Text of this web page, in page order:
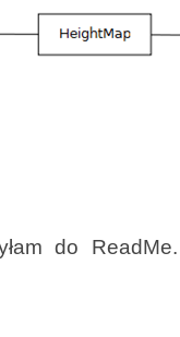
do